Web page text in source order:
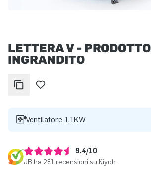
LETTERA V - PRODOTTO
INGRANDITO
Ventilatore 1,1KW
9.4/10
JB ha 281 recensioni su Kiyoh